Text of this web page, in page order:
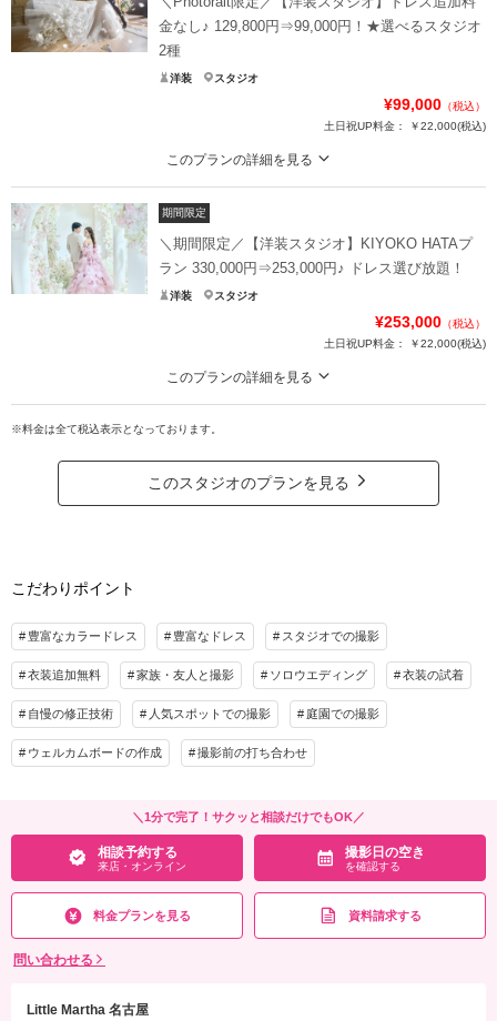
金なし♪ 129,800円⇒99,000円！★選べるスタジオ
2種
洋装 スタジオ
¥99,000 （税込）
土日祝UP料金：
￥22,000(税込)
このプランの詳細を見る
＊期間限定キャンペーン実施中＊ 上記期間内に撮影の方は通常より約￥30,80
0もお得な価格でご案内！
結婚式でも着用される高クオリティな衣裳からお気に入りのドレス＆タキシー
ドをお選びいただき、スタジオで撮影するプランです★
本格的で多彩なスタジオセットに加え、ライティングなどの演出も駆使し、お
ふたりの想像以上のメモリアルフォトを撮影いたします！
新婦衣装1着
家族と撮影 ペットと撮影
アテンド、背景2エリア(全12種から選べる)、事前試着各3着(ドレス・タキシード)、
相談予約する
来店・オンライン
撮影日の空き
を確認する
期間限定
＼期間限定／【洋装スタジオ】KIYOKO HATAプ
ラン 330,000円⇒253,000円♪ ドレス選び放題！
洋装 スタジオ
¥253,000 （税込）
土日祝UP料金：
￥22,000(税込)
このプランの詳細を見る
【期間限定￥77,000OFF！】憧れの「KIYOKO HATA」ドレスが追加料金なし
で選び放題♪◆事前試着3着もできます！
限定のスペシャルフォトプランが誕生！全18種のフォトブースからお好きな空
間をセレクトできて、追加料金なしで新作ドレスも選べちゃう♡上品さと華や
撮影料
着付け ヘアメイク
アルバム データ 50カット 台紙付写真
衣装追加 会食 挙式
家族と撮影 家族用衣装レンタル ペットと撮影
その他含むもの
ア(全18ブースから選べる)、ブーケ＆ブートニア、事前試着3着(ドレス＆タキシード
組み合わせ自由)
相談予約する 撮影日の空き
※料金は全て税込表示となっております。
このスタジオのプランを見る
こだわりポイント
豊富なカラードレス 豊富なドレス スタジオでの撮影
衣装追加無料 家族・友人と撮影 ソロウエディング 衣装の試着
自慢の修正技術 人気スポットでの撮影 庭園での撮影
ウェルカムボードの作成 撮影前の打ち合わせ
＼1分で完了！サクッと相談だけでもOK／
相談予約する
来店・オンライン
撮影日の空き
を確認する
料金プランを見る 資料請求する
問い合わせる
Little Martha 名古屋